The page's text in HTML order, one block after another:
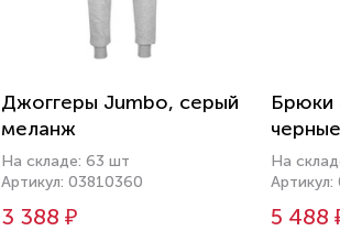
Джоггеры Jumbo, серый
меланж
На складе: 63 шт
Артикул: 03810360
3 388 ₽
Брюки
черные
На
Артикул:
5 488